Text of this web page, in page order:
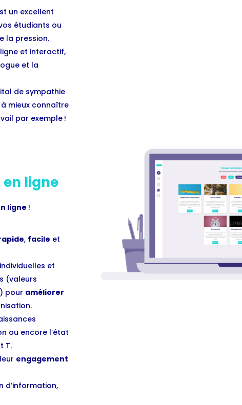
un excellent
étudiants ou
la pression.
et interactif,
et la
de sympathie
mieux connaître
par exemple !
en ligne
ligne !
, facile et
et
(valeurs
pour améliorer
ou encore l’état
T.
engagement
d’information,